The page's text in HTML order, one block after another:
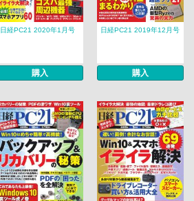
日経PC21 2020年1月号
購入
日経PC21 2019年12月号
購入